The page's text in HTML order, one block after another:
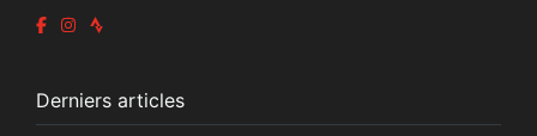
Derniers articles